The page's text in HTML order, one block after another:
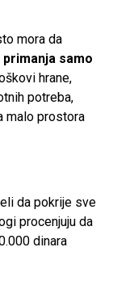
mora da
samo
hrane,
potreba,
malo prostora
da pokrije sve
procenjuju da
dinara